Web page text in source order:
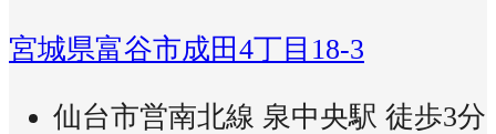
宮城県富谷市成田4丁目18-3
仙台市営南北線 泉中央駅 徒歩3分